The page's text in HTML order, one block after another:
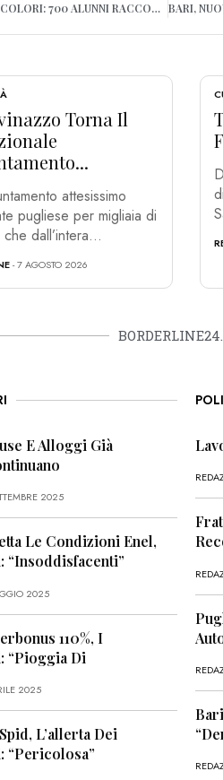
BARI, JAPIGIA SI RIEMPIE DI COLORI: 700 ALUNNI RACCONTANO IL CARNEVALE
Torna Il
attesissimo
pugliese per migliaia di
dall’intera...
- 7 AGOSTO 2026
E Alloggi Già
2025
Le Condizioni Enel,
“Insoddisfacenti”
2025
110%, I
“Pioggia Di
2025
L’allerta Dei
“Pericolosa”